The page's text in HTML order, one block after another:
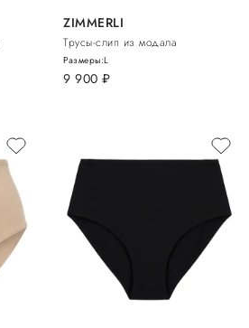
ZIMMERLI
Трусы-слип из модала
9 900 руб.
Размеры:L